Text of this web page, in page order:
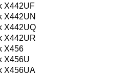
X442UF
X442UN
X442UQ
X442UR
X456
X456U
X456UA